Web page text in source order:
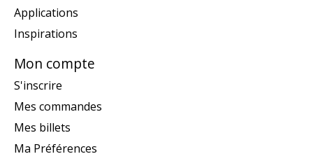
Applications
Inspirations
Mon compte
S'inscrire
Mes commandes
Mes billets
Ma Préférences